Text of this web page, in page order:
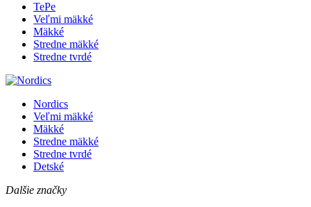
TePe
Veľmi mäkké
Mäkké
Stredne mäkké
Stredne tvrdé
Nordics
Veľmi mäkké
Mäkké
Stredne mäkké
Stredne tvrdé
Detské
Dalšie značky